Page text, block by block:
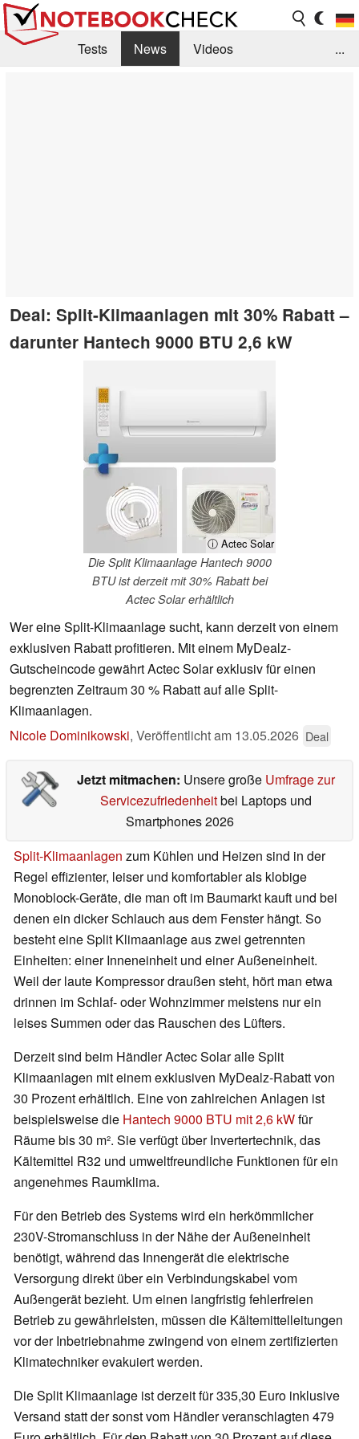
Tests News
Videos
...
Deal: Split-Klimaanlagen mit 30% Rabatt –
darunter Hantech 9000 BTU 2,6 kW
ⓘ Actec Solar
Die Split Klimaanlage Hantech 9000
BTU ist derzeit mit 30% Rabatt bei
Actec Solar erhältlich
Wer eine Split-Klimaanlage sucht, kann derzeit von einem
exklusiven Rabatt profitieren. Mit einem MyDealz-
Gutscheincode gewährt Actec Solar exklusiv für einen
begrenzten Zeitraum 30 % Rabatt auf alle Split-
Klimaanlagen.
Nicole Dominikowski, Veröffentlicht am 13.05.2026 Deal
Jetzt mitmachen: Unsere große Umfrage zur
Servicezufriedenheitbei Laptops und
Smartphones 2026
Split-Klimaanlagen zum Kühlen und Heizen sind in der
Regel effizienter, leiser und komfortabler als klobige
Monoblock-Geräte, die man oft im Baumarkt kauft und bei
denen ein dicker Schlauch aus dem Fenster hängt. So
besteht eine Split Klimaanlage aus zwei getrennten
Einheiten: einer Inneneinheit und einer Außeneinheit.
Weil der laute Kompressor draußen steht, hört man etwa
drinnen im Schlaf- oder Wohnzimmer meistens nur ein
leises Summen oder das Rauschen des Lüfters.
Derzeit sind beim Händler Actec Solar alle Split
Klimaanlagen mit einem exklusiven MyDealz-Rabatt von
30 Prozent erhältlich. Eine von zahlreichen Anlagen ist
beispielsweise die Hantech 9000 BTU mit 2,6 kWfür
Räume bis 30 m². Sie verfügt über Invertertechnik, das
Kältemittel R32 und umweltfreundliche Funktionen für ein
angenehmes Raumklima.
Für den Betrieb des Systems wird ein herkömmlicher
230V-Stromanschluss in der Nähe der Außeneinheit
benötigt, während das Innengerät die elektrische
Versorgung direkt über ein Verbindungskabel vom
Außengerät bezieht. Um einen langfristig fehlerfreien
Betrieb zu gewährleisten, müssen die Kältemittelleitungen
vor der Inbetriebnahme zwingend von einem zertifizierten
Klimatechniker evakuiert werden.
Die Split Klimaanlage ist derzeit für 335,30 Euro inklusive
Versand statt der sonst vom Händler veranschlagten 479